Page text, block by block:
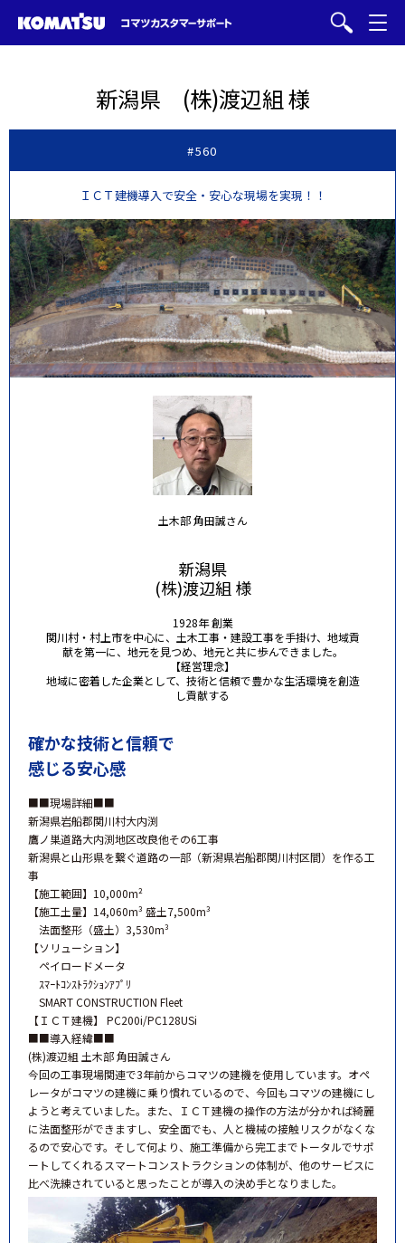
新潟県 (株)渡辺組 様
#560
ＩＣＴ建機導入で安全・安心な現場を実現！！
土木部 角田誠さん
新潟県
(株)渡辺組 様
1928年 創業
関川村・村上市を中心に、土木工事・建設工事を手掛け、地域貢
献を第一に、地元を見つめ、地元と共に歩んできました。
【経営理念】
地域に密着した企業として、技術と信頼で豊かな生活環境を創造
し貢献する
確かな技術と信頼で
感じる安心感
■■現場詳細■■
新潟県岩船郡関川村大内渕
鷹ノ巣道路大内渕地区改良他その6工事
新潟県と山形県を繋ぐ道路の一部（新潟県岩船郡関川村区間）を作る工
事
【施工範囲】10,000m²
【施工土量】14,060m³ 盛土7,500m³
法面整形（盛土）3,530m³
【ソリューション】
ペイロードメータ
ｽﾏｰﾄｺﾝｽﾄﾗｸｼｮﾝｱﾌﾟﾘ
SMART CONSTRUCTION Fleet
【ＩＣＴ建機】 PC200i/PC128USi
■■導入経緯■■
(株)渡辺組 土木部 角田誠さん
今回の工事現場関連で3年前からコマツの建機を使用しています。オペ
レータがコマツの建機に乗り慣れているので、今回もコマツの建機にし
ようと考えていました。また、ＩＣＴ建機の操作の方法が分かれば綺麗
に法面整形ができますし、安全面でも、人と機械の接触リスクがなくな
るので安心です。そして何より、施工準備から完工までトータルでサポ
ートしてくれるスマートコンストラクションの体制が、他のサービスに
比べ洗練されていると思ったことが導入の決め手となりました。